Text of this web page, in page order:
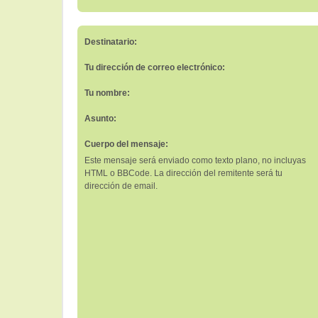
Destinatario:
Tu dirección de correo electrónico:
Tu nombre:
Asunto:
Cuerpo del mensaje:
Este mensaje será enviado como texto plano, no incluyas
HTML o BBCode. La dirección del remitente será tu
dirección de email.